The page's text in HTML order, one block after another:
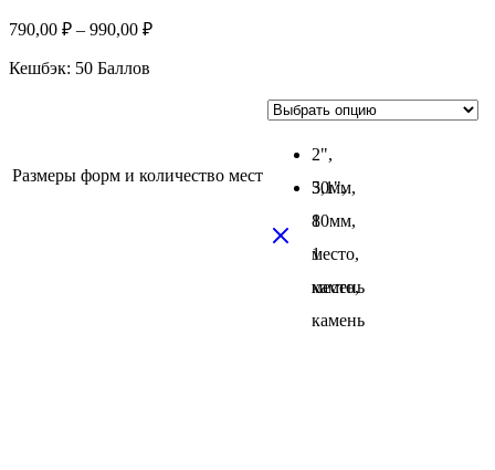
790,00 ₽ – 990,00 ₽
Кешбэк: 50 Баллов
Размеры форм и количество мест
2",
50мм,
1
место,
камень
3,1",
80мм,
1
место,
камень